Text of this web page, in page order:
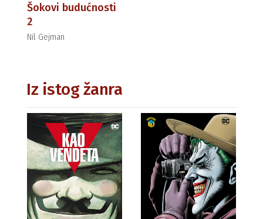
Šokovi budućnosti
2
Nil Gejman
Iz istog žanra